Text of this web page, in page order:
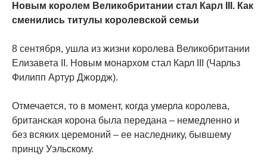
Новым королем Великобритании стал Карл III. Как
сменились титулы королевской семьи
8 сентября, ушла из жизни королева Великобритании
Елизавета II. Новым монархом стал Карл III (Чарльз
Филипп Артур Джордж).
Отмечается, то в момент, когда умерла королева,
британская корона была передана – немедленно и
без всяких церемоний – ее наследнику, бывшему
принцу Уэльскому.